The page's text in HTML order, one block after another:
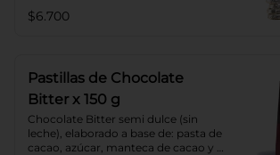
$6.700
Pastillas de Chocolate
Bitter x 150 g
Chocolate Bitter semi dulce (sin
leche), elaborado a base de: pasta de
cacao, azúcar, manteca de cacao y